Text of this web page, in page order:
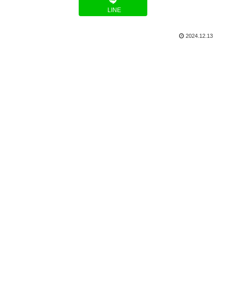
LINE
2024.12.13